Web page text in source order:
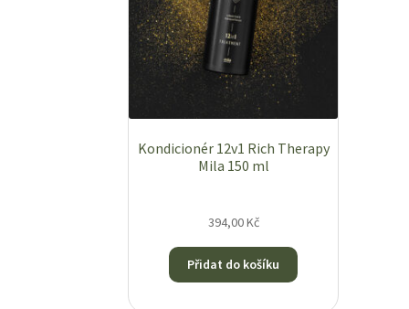
Kondicionér 12v1 Rich Therapy
Mila 150 ml
394,00Kč
Přidat do košíku